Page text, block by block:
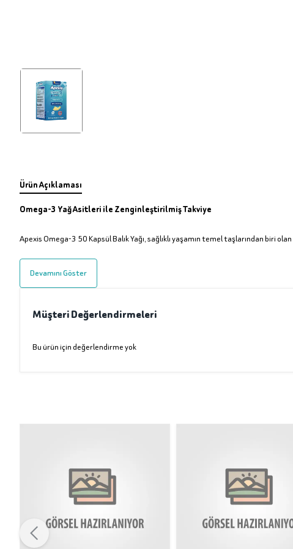
Ürün Açıklaması
Omega-3 Yağ Asitleri ile Zenginleştirilmiş Takviye
Apexis Omega-3 50 Kapsül Balık Yağı, sağlıklı yaşamın temel taşlarından biri
Devamını Göster
Müşteri Değerlendirmeleri
Bu ürün için değerlendirme yok